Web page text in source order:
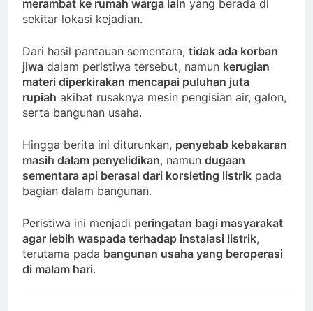
merambat ke rumah warga lain yang berada di
sekitar lokasi kejadian.
Dari hasil pantauan sementara, tidak ada korban
jiwa dalam peristiwa tersebut, namun kerugian
materi diperkirakan mencapai puluhan juta
rupiah akibat rusaknya mesin pengisian air, galon,
serta bangunan usaha.
Hingga berita ini diturunkan, penyebab kebakaran
masih dalam penyelidikan, namun dugaan
sementara api berasal dari korsleting listrik pada
bagian dalam bangunan.
Peristiwa ini menjadi peringatan bagi masyarakat
agar lebih waspada terhadap instalasi listrik,
terutama pada bangunan usaha yang beroperasi
di malam hari.